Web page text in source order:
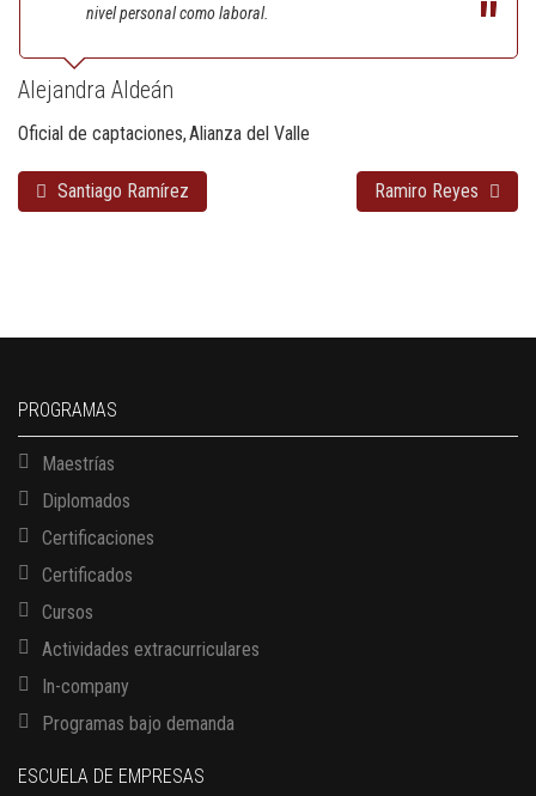
nivel personal como laboral.
Alejandra Aldeán
Oficial de captaciones Alianza del Valle
Santiago Ramírez Ramiro Reyes
PROGRAMAS
Maestrías
Diplomados
Certificaciones
Certificados
Cursos
Actividades extracurriculares
In-company
Programas bajo demanda
ESCUELA DE EMPRESAS